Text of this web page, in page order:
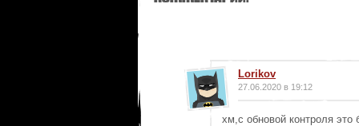
Lorikov
27.06.2020 в 19:12
хм,с обновой контроля это